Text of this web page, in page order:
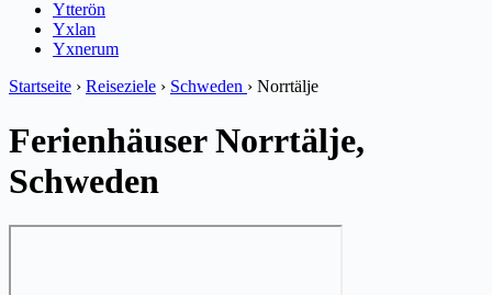
Ytterön
Yxlan
Yxnerum
Startseite › Reiseziele › Schweden › Norrtälje
Ferienhäuser Norrtälje,
Schweden